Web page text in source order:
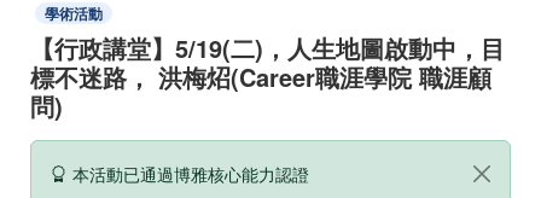
學術活動
【行政講堂】5/19(二)，人生地圖啟動中，目
標不迷路， 洪梅炤(Career職涯學院 職涯顧
問)
本活動已通過博雅核心能力認證